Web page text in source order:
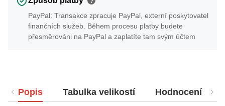
PayPal: Transakce zpracuje PayPal, externí poskytovatel
finančních služeb. Během procesu platby budete
přesměrováni na PayPal a zaplatíte tam svým účtem
Popis Tabulka velikostí Hodnocení